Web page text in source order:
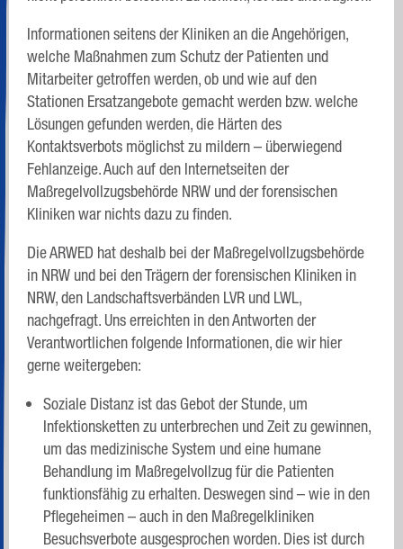
Informationen seitens der Kliniken an die Angehörigen,
welche Maßnahmen zum Schutz der Patienten und
Mitarbeiter getroffen werden, ob und wie auf den
Stationen Ersatzangebote gemacht werden bzw. welche
Lösungen gefunden werden, die Härten des
Kontaktsverbots möglichst zu mildern – überwiegend
Fehlanzeige. Auch auf den Internetseiten der
Maßregelvollzugsbehörde NRW und der forensischen
Kliniken war nichts dazu zu finden.
Die ARWED hat deshalb bei der Maßregelvollzugsbehörde
in NRW und bei den Trägern der forensischen Kliniken in
NRW, den Landschaftsverbänden LVR und LWL,
nachgefragt. Uns erreichten in den Antworten der
Verantwortlichen folgende Informationen, die wir hier
gerne weitergeben:
Soziale Distanz ist das Gebot der Stunde, um
Infektionsketten zu unterbrechen und Zeit zu gewinnen,
um das medizinische System und eine humane
Behandlung im Maßregelvollzug für die Patienten
funktionsfähig zu erhalten. Deswegen sind – wie in den
Pflegeheimen – auch in den Maßregelkliniken
Besuchsverbote ausgesprochen worden. Dies ist durch